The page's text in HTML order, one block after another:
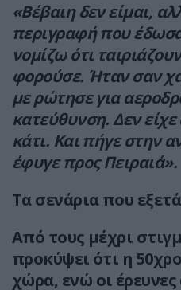
«Βέβαιη δεν είμαι,
περιγραφή που
νομίζω ότι
φορούσε. Ήταν σαν
με ρώτησε για
κατεύθυνση. Δεν
κάτι. Και πήγε στην
έφυγε προς Πειραιά».
Τα σενάρια που
Από τους μέχρι
προκύψει ότι η
χώρα, ενώ οι